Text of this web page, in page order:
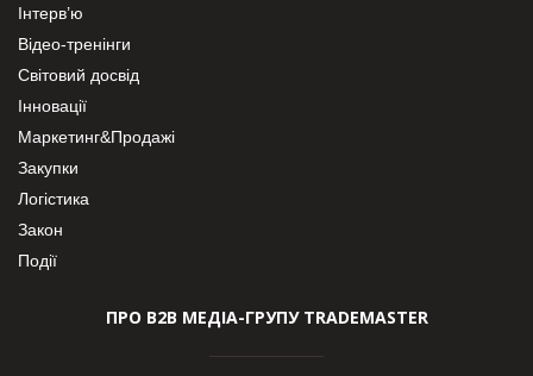
Інтерв’ю
Відео-тренінги
Світовий досвід
Інновації
Маркетинг&Продажі
Закупки
Логістика
Закон
Події
ПРО В2В МЕДІА-ГРУПУ TRADEMASTER